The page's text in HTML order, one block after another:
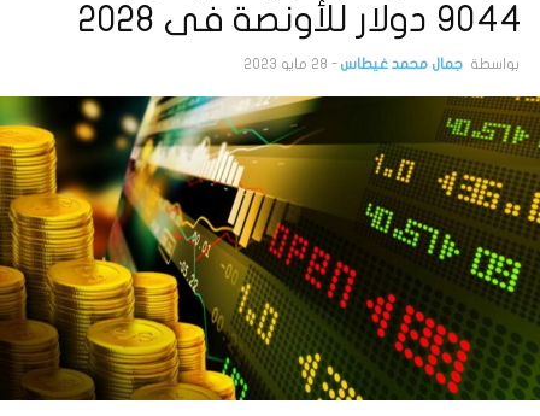
9044 دولار للأونصة فى 2028
بواسطة جمال محمد غيطاس - 28 مايو 2023